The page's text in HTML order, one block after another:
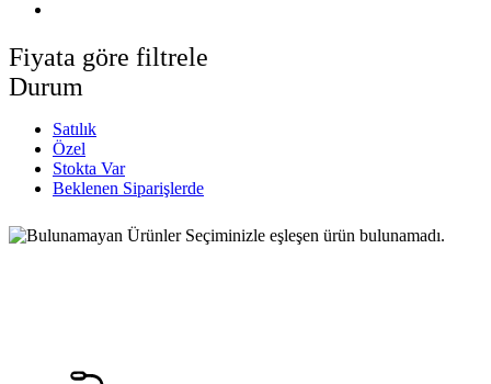
Fiyata göre filtrele
Durum
Satılık
Özel
Stokta Var
Beklenen Siparişlerde
Seçiminizle eşleşen ürün bulunamadı.